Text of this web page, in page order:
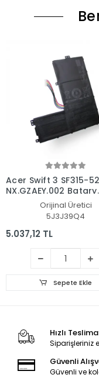
Acer Swift 3 SF315-
NX.GZAEY.002
Orijinal Üretici
5J3J39Q4
5.037,12 TL
Sepete Ekle
Hızlı
Siparişleriniz
Güvenli
Güvenli ve